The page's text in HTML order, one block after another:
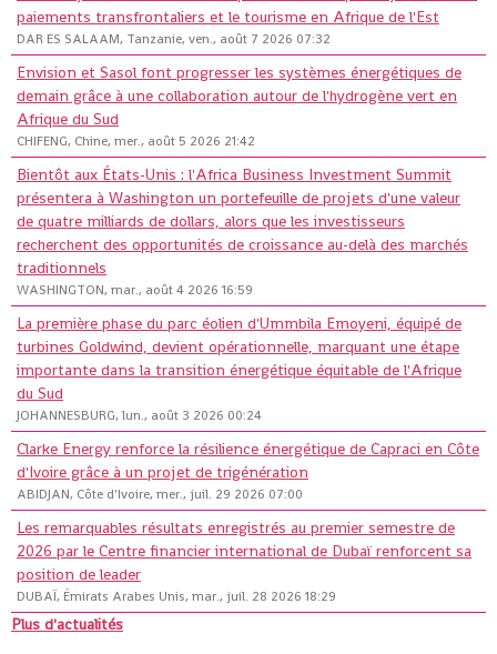
paiements transfrontaliers et le tourisme en Afrique de l'Est
DAR ES SALAAM, Tanzanie, ven., août 7 2026 07:32
Envision et Sasol font progresser les systèmes énergétiques de
demain grâce à une collaboration autour de l'hydrogène vert en
Afrique du Sud
CHIFENG, Chine, mer., août 5 2026 21:42
Bientôt aux États-Unis : l'Africa Business Investment Summit
présentera à Washington un portefeuille de projets d'une valeur
de quatre milliards de dollars, alors que les investisseurs
recherchent des opportunités de croissance au-delà des marchés
traditionnels
WASHINGTON, mar., août 4 2026 16:59
La première phase du parc éolien d'Ummbila Emoyeni, équipé de
turbines Goldwind, devient opérationnelle, marquant une étape
importante dans la transition énergétique équitable de l'Afrique
du Sud
JOHANNESBURG, lun., août 3 2026 00:24
Clarke Energy renforce la résilience énergétique de Capraci en Côte
d'Ivoire grâce à un projet de trigénération
ABIDJAN, Côte d'Ivoire, mer., juil. 29 2026 07:00
Les remarquables résultats enregistrés au premier semestre de
2026 par le Centre financier international de Dubaï renforcent sa
position de leader
DUBAÏ, Émirats Arabes Unis, mar., juil. 28 2026 18:29
Plus d'actualités